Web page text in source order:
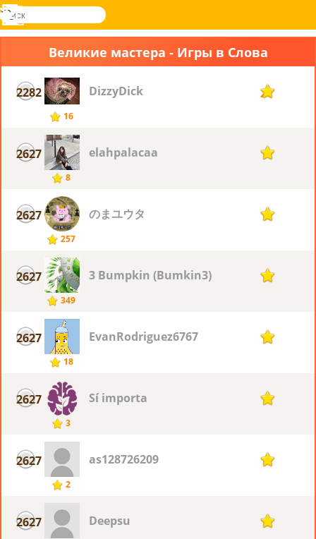
Novel
поиск
Вход
Меню
Великие мастера - Игры в Слова
2282
16
DizzyDick 2
2627
8
elahpalacaa 1
2627
257
のまユウタ 1
2627
349
3 Bumpkin (‪Bumkin3‬) 1
2627
18
EvanRodriguez6767 1
2627
3
Sí importa 1
2627
2
as128726209 1
2627 Deepsu 1